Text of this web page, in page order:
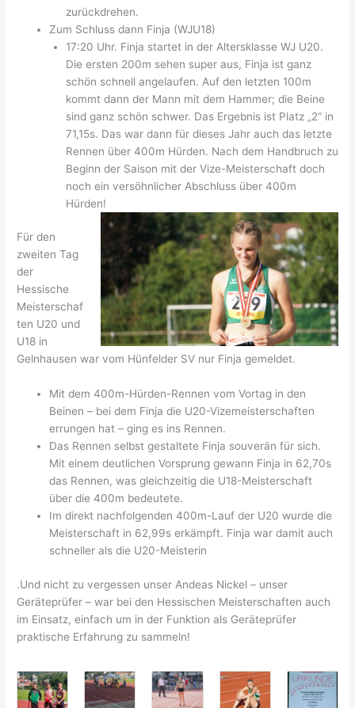
zurückdrehen.
Zum Schluss dann Finja (WJU18)
17:20 Uhr. Finja startet in der Altersklasse WJ U20.
Die ersten 200m sehen super aus, Finja ist ganz
schön schnell angelaufen. Auf den letzten 100m
kommt dann der Mann mit dem Hammer; die Beine
sind ganz schön schwer. Das Ergebnis ist Platz „2“ in
71,15s. Das war dann für dieses Jahr auch das letzte
Rennen über 400m Hürden. Nach dem Handbruch zu
Beginn der Saison mit der Vize-Meisterschaft doch
noch ein versöhnlicher Abschluss über 400m
Hürden!
Für den
zweiten Tag
der
Hessische
Meisterschaf
ten U20 und
U18 in
Gelnhausen war vom Hünfelder SV nur Finja gemeldet.
Mit dem 400m-Hürden-Rennen vom Vortag in den
Beinen – bei dem Finja die U20-Vizemeisterschaften
errungen hat – ging es ins Rennen.
Das Rennen selbst gestaltete Finja souverän für sich.
Mit einem deutlichen Vorsprung gewann Finja in 62,70s
das Rennen, was gleichzeitig die U18-Meisterschaft
über die 400m bedeutete.
Im direkt nachfolgenden 400m-Lauf der U20 wurde die
Meisterschaft in 62,99s erkämpft. Finja war damit auch
schneller als die U20-Meisterin
.Und nicht zu vergessen unser Andeas Nickel – unser
Geräteprüfer – war bei den Hessischen Meisterschaften auch
im Einsatz, einfach um in der Funktion als Geräteprüfer
praktische Erfahrung zu sammeln!